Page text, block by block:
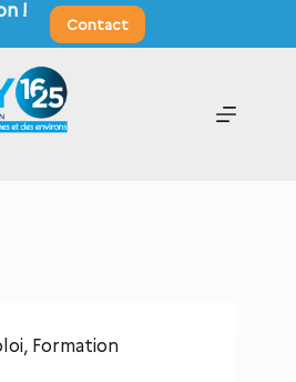
!
Contact
, Formation